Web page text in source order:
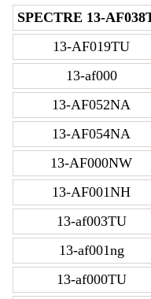
SPECTRE 13-
13-AF019TU
13-af000
13-AF052NA
13-AF054NA
13-AF000NW
13-AF001NH
13-af003TU
13-af001ng
13-af000TU